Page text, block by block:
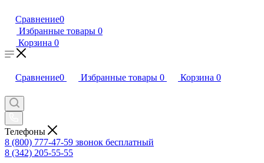
Сравнение0
Избранные товары 0
Корзина 0
Сравнение0 Избранные товары 0 Корзина 0
Телефоны
8 (800) 777-47-59 звонок бесплатный
8 (342) 205-55-55